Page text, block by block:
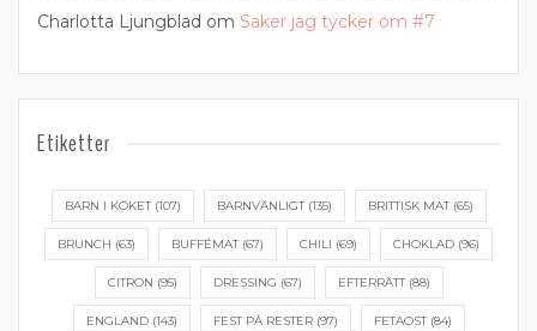
Charlotta Ljungblad om Saker jag tycker om #7
Etiketter
BARN I KÖKET(107) BARNVÄNLIGT(135) BRITTISK MAT(65)
BRUNCH (63) BUFFÉMAT(67) CHILI (69) CHOKLAD (96)
CITRON (95) DRESSING (67) EFTERRÄTT(88)
ENGLAND(143) FEST PÅ RESTER(97) FETAOST(84)